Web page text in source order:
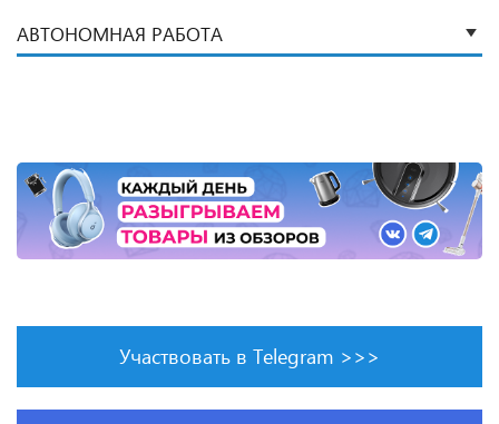
АВТОНОМНАЯ РАБОТА
Участвовать в Telegram >>>